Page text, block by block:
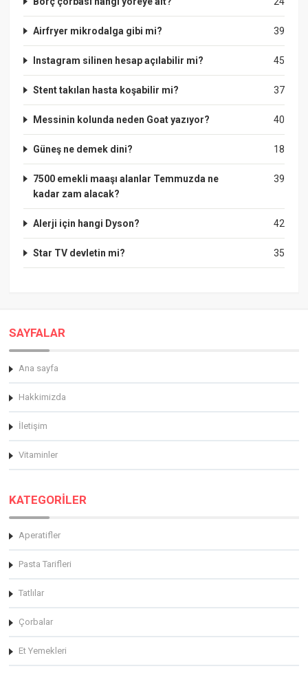
39
Airfryer mikrodalga gibi mi?
45
Instagram silinen hesap açılabilir mi?
37
Stent takılan hasta koşabilir mi?
40
Messinin kolunda neden Goat yazıyor?
18
Güneş ne demek dini?
39
7500 emekli maaşı alanlar Temmuzda ne
kadar zam alacak?
42
Alerji için hangi Dyson?
35
Star TV devletin mi?
SAYFALAR
Ana sayfa
Hakkimizda
İletişim
Vitaminler
KATEGORİLER
Aperatifler
Pasta Tarifleri
Tatlılar
Çorbalar
Et Yemekleri